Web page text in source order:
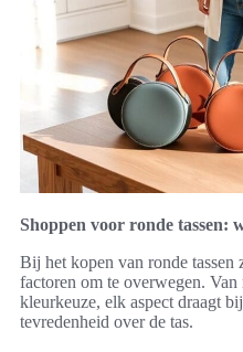
Shoppen voor ronde tassen:
Bij het kopen van ronde
factoren om te overwegen.
kleurkeuze, elk aspect draagt
tevredenheid over de tas.